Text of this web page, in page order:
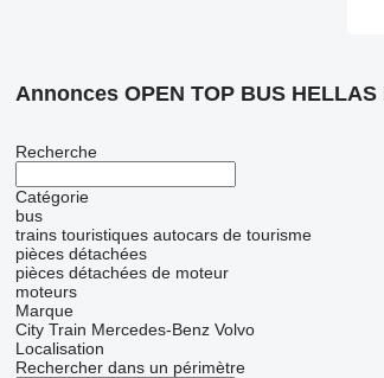
Annonces OPEN TOP BUS HELLAS
Recherche
Catégorie
bus
trains touristiques autocars de tourisme
pièces détachées
pièces détachées de moteur
moteurs
Marque
City Train Mercedes-Benz Volvo
Localisation
Rechercher dans un périmètre